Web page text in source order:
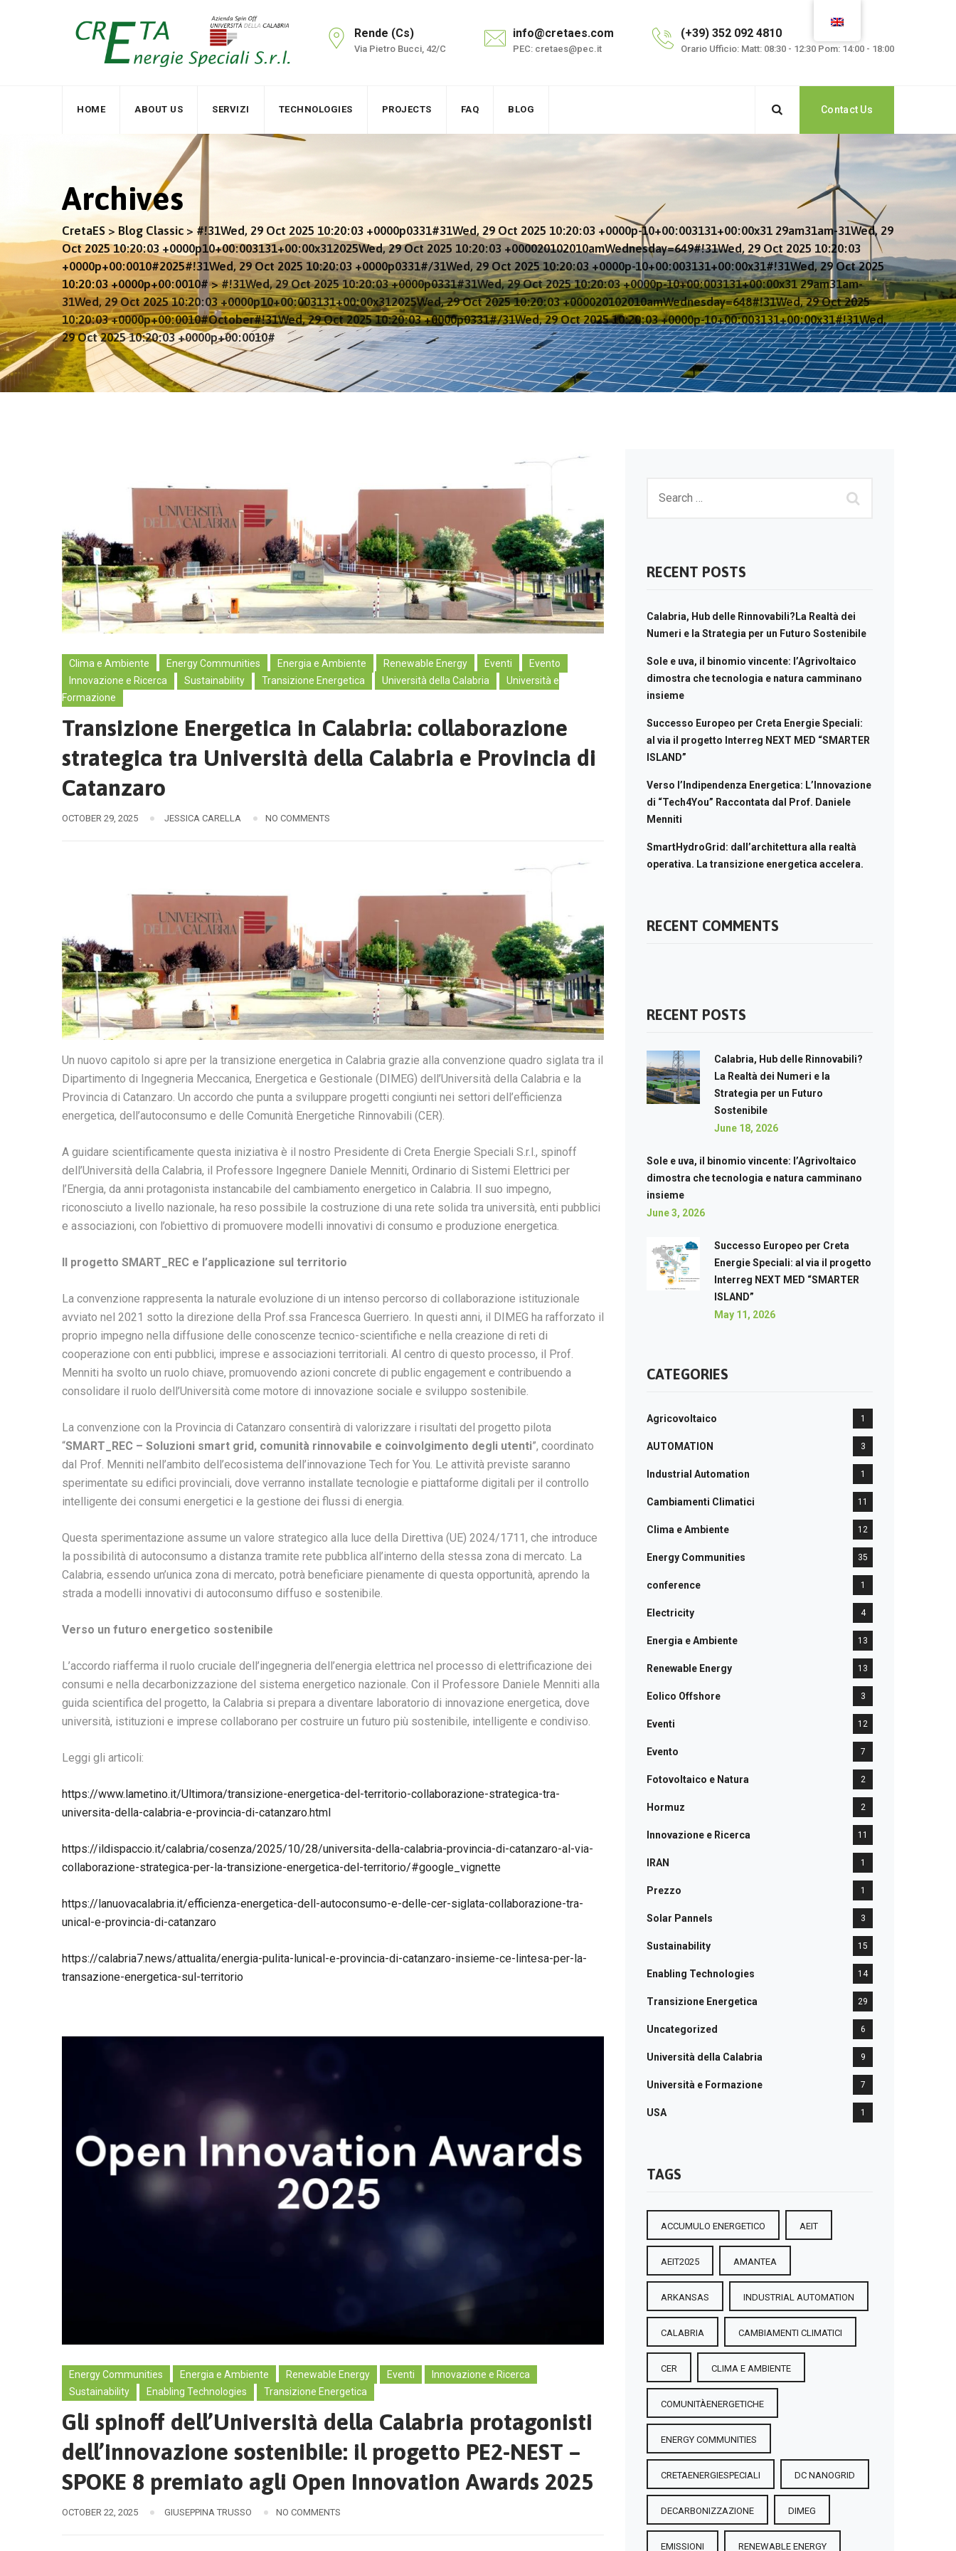
Rende (Cs)
Via Pietro Bucci, 42/C
info@cretaes.com
PEC: cretaes@pec.it
(+39) 352 092 4810
Orario Ufficio: Matt: 08:30 - 12:30 Pom: 14:00 - 18:00
HOME ABOUT US SERVIZI TECHNOLOGIES PROJECTS FAQ BLOG Contact Us
Archives
CretaES > Blog Classic > #!31Wed, 29 Oct 2025 10:20:03 +0000p0331#31Wed, 29 Oct 2025 10:20:03 +0000p-10+00:003131+00:00x31 29am31am-31Wed, 29
Oct 2025 10:20:03 +0000p10+00:003131+00:00x312025Wed, 29 Oct 2025 10:20:03 +000020102010amWednesday=649#!31Wed, 29 Oct 2025 10:20:03
+0000p+00:0010#2025#!31Wed, 29 Oct 2025 10:20:03 +0000p0331#/31Wed, 29 Oct 2025 10:20:03 +0000p-10+00:003131+00:00x31#!31Wed, 29 Oct 2025
10:20:03 +0000p+00:0010#>#!31Wed, 29 Oct 2025 10:20:03 +0000p0331#31Wed, 29 Oct 2025 10:20:03 +0000p-10+00:003131+00:00x31 29am31am-
31Wed, 29 Oct 2025 10:20:03 +0000p10+00:003131+00:00x312025Wed, 29 Oct 2025 10:20:03 +000020102010amWednesday=648#!31Wed, 29 Oct 2025
10:20:03 +0000p+00:0010#October#!31Wed, 29 Oct 2025 10:20:03 +0000p0331#/31Wed, 29 Oct 2025 10:20:03 +0000p-10+00:003131+00:00x31#!31Wed,
29 Oct 2025 10:20:03 +0000p+00:0010#
Clima e Ambiente Energy Communities Energia e Ambiente Renewable Energy Eventi
Evento
Innovazione e Ricerca
Sustainability Transizione Energetica Università della Calabria
Università e
Formazione
Transizione Energetica in Calabria: collaborazione
strategica tra Università della Calabria e Provincia di
Catanzaro
OCTOBER 29, 2025 JESSICA CARELLA NO COMMENTS
Un nuovo capitolo si apre per la transizione energetica in Calabria grazie alla convenzione quadro siglata tra il
Dipartimento di Ingegneria Meccanica, Energetica e Gestionale (DIMEG) dell’Università della Calabria e la
Provincia di Catanzaro. Un accordo che punta a sviluppare progetti congiunti nei settori dell’efficienza
energetica, dell’autoconsumo e delle Comunità Energetiche Rinnovabili (CER).
A guidare scientificamente questa iniziativa è il nostro Presidente di Creta Energie Speciali S.r.l., spinoff
dell’Università della Calabria, il Professore Ingegnere Daniele Menniti, Ordinario di Sistemi Elettrici per
l’Energia, da anni protagonista instancabile del cambiamento energetico in Calabria. Il suo impegno,
riconosciuto a livello nazionale, ha reso possibile la costruzione di una rete solida tra università, enti pubblici
e associazioni, con l’obiettivo di promuovere modelli innovativi di consumo e produzione energetica.
Il progetto SMART_REC e l’applicazione sul territorio
La convenzione rappresenta la naturale evoluzione di un intenso percorso di collaborazione istituzionale
avviato nel 2021 sotto la direzione della Prof.ssa Francesca Guerriero. In questi anni, il DIMEG ha rafforzato il
proprio impegno nella diffusione delle conoscenze tecnico-scientifiche e nella creazione di reti di
cooperazione con enti pubblici, imprese e associazioni territoriali. Al centro di questo processo, il Prof.
Menniti ha svolto un ruolo chiave, promuovendo azioni concrete di public engagement e contribuendo a
consolidare il ruolo dell’Università come motore di innovazione sociale e sviluppo sostenibile.
La convenzione con la Provincia di Catanzaro consentirà di valorizzare i risultati del progetto pilota
“SMART_REC – Soluzioni smart grid, comunità rinnovabile e coinvolgimento degli utenti”, coordinato
dal Prof. Menniti nell’ambito dell’ecosistema dell’innovazione Tech for You. Le attività previste saranno
sperimentate su edifici provinciali, dove verranno installate tecnologie e piattaforme digitali per il controllo
intelligente dei consumi energetici e la gestione dei flussi di energia.
Questa sperimentazione assume un valore strategico alla luce della Direttiva (UE) 2024/1711, che introduce
la possibilità di autoconsumo a distanza tramite rete pubblica all’interno della stessa zona di mercato. La
Calabria, essendo un’unica zona di mercato, potrà beneficiare pienamente di questa opportunità, aprendo la
strada a modelli innovativi di autoconsumo diffuso e sostenibile.
Verso un futuro energetico sostenibile
L’accordo riafferma il ruolo cruciale dell’ingegneria dell’energia elettrica nel processo di elettrificazione dei
consumi e nella decarbonizzazione del sistema energetico nazionale. Con il Professore Daniele Menniti alla
guida scientifica del progetto, la Calabria si prepara a diventare laboratorio di innovazione energetica, dove
università, istituzioni e imprese collaborano per costruire un futuro più sostenibile, intelligente e condiviso.
Leggi gli articoli:
https://www.lametino.it/Ultimora/transizione-energetica-del-territorio-collaborazione-strategica-tra-
universita-della-calabria-e-provincia-di-catanzaro.html
https://ildispaccio.it/calabria/cosenza/2025/10/28/universita-della-calabria-provincia-di-catanzaro-al-via-
collaborazione-strategica-per-la-transizione-energetica-del-territorio/#google_vignette
https://lanuovacalabria.it/efficienza-energetica-dell-autoconsumo-e-delle-cer-siglata-collaborazione-tra-
unical-e-provincia-di-catanzaro
https://calabria7.news/attualita/energia-pulita-lunical-e-provincia-di-catanzaro-insieme-ce-lintesa-per-la-
transazione-energetica-sul-territorio
Energy Communities Energia e Ambiente Renewable Energy Eventi
Innovazione e Ricerca
Sustainability
Enabling Technologies Transizione Energetica
Gli spinoff dell’Università della Calabria protagonisti
dell’innovazione sostenibile: il progetto PE2-NEST –
SPOKE 8 premiato agli Open Innovation Awards 2025
OCTOBER 22, 2025 GIUSEPPINA TRUSSO NO COMMENTS
RECENT POSTS
Calabria, Hub delle Rinnovabili?La Realtà dei
Numeri e la Strategia per un Futuro Sostenibile
Sole e uva, il binomio vincente: l’Agrivoltaico
dimostra che tecnologia e natura camminano
insieme
Successo Europeo per Creta Energie Speciali:
al via il progetto Interreg NEXT MED “SMARTER
ISLAND”
Verso l’Indipendenza Energetica: L’Innovazione
di “Tech4You” Raccontata dal Prof. Daniele
Menniti
SmartHydroGrid: dall’architettura alla realtà
operativa. La transizione energetica accelera.
RECENT COMMENTS
RECENT POSTS
Calabria, Hub delle Rinnovabili?
La Realtà dei Numeri e la
Strategia per un Futuro
Sostenibile
June 18, 2026
Sole e uva, il binomio vincente: l’Agrivoltaico
dimostra che tecnologia e natura camminano
insieme
June 3, 2026
Successo Europeo per Creta
Energie Speciali: al via il progetto
Interreg NEXT MED “SMARTER
ISLAND”
May 11, 2026
CATEGORIES
Agricovoltaico 1
AUTOMATION 3
Industrial Automation 1
Cambiamenti Climatici 11
Clima e Ambiente 12
Energy Communities 35
conference 1
Electricity 4
Energia e Ambiente 13
Renewable Energy 13
Eolico Offshore 3
Eventi 12
Evento 7
Fotovoltaico e Natura 2
Hormuz 2
Innovazione e Ricerca 11
IRAN 1
Prezzo 1
Solar Pannels 3
Sustainability 15
Enabling Technologies 14
Transizione Energetica 29
Uncategorized 6
Università della Calabria 9
Università e Formazione 7
USA 1
TAGS
ACCUMULO ENERGETICO AEIT
AEIT2025 AMANTEA
ARKANSAS INDUSTRIAL AUTOMATION
CALABRIA CAMBIAMENTI CLIMATICI
CER CLIMA E AMBIENTE
COMUNITÀENERGETICHE
ENERGY COMMUNITIES
CRETAENERGIESPECIALI DC NANOGRID
DECARBONIZZAZIONE DIMEG
EMISSIONI RENEWABLE ENERGY